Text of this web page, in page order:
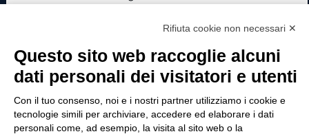
Tinexta Visura SpA
Società con Socio Unico
Società soggetta alla direzione e coordinamento
P.IVA 05338771008 REA n. 877679
Rifiuta cookie non necessari ✕
Questo sito web raccoglie alcuni
dati personali dei visitatori e utenti
Con il tuo consenso, noi e i nostri partner utilizziamo i cookie e
tecnologie simili per archiviare, accedere ed elaborare i dati
personali come, ad esempio, la visita al sito web o la